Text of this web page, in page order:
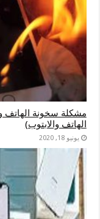
مشكلة سخونة الهاتف
الهاتف والابتوب)
يونيو 18, 2020